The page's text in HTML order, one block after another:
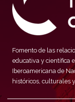
Fomento de las
educativa y científica
Iberoamericana de
históricos, culturales